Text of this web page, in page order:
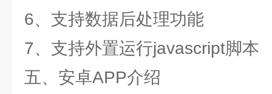
6、支持数据后处理功能
7、支持外置运行javascript脚本
五、安卓APP介绍